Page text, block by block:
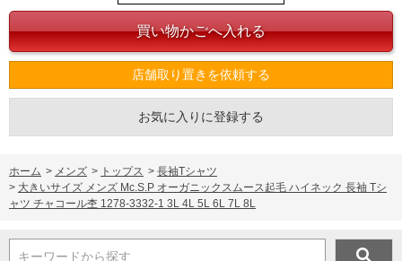
店舗取り置きを依頼する
お気に入りに登録する
ホーム > メンズ > トップス > 長袖Tシャツ
> 大きいサイズ メンズ Mc.S.P オーガニックスムース起毛 ハイネック 長袖 Tシ
ャツ チャコール杢 1278-3332-1 3L 4L 5L 6L 7L 8L
キーワードから探す